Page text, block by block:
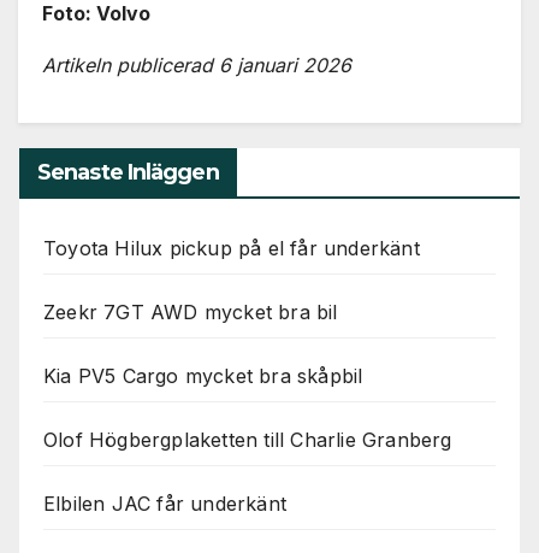
Foto: Volvo
Artikeln publicerad 6 januari 2026
Senaste Inläggen
Toyota Hilux pickup på el får underkänt
Zeekr 7GT AWD mycket bra bil
Kia PV5 Cargo mycket bra skåpbil
Olof Högbergplaketten till Charlie Granberg
Elbilen JAC får underkänt